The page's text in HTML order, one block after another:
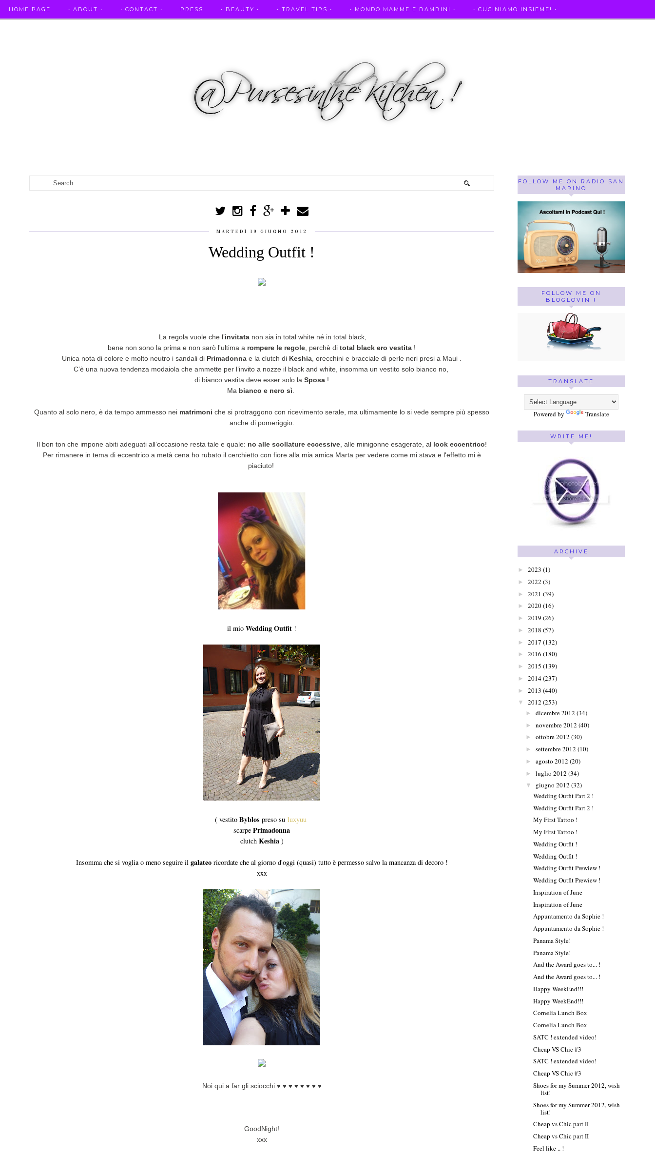
HOME PAGE • ABOUT • • CONTACT • PRESS • BEAUTY • • TRAVEL TIPS • • MONDO MAMME E BAMBINI • • CUCINIAMO INSIEME! •
MARTEDÌ 19 GIUGNO 2012
Wedding Outfit !
La regola vuole che l’invitata non sia in total white né in total black,
bene non sono la prima e non sarò l'ultima a rompere le regole , perchè di total black ero vestita !
Unica nota di colore e molto neutro i sandali di Primadonna e la clutch di Keshia , orecchini e bracciale di perle neri presi a Maui .
C’è una nuova tendenza modaiola che ammette per l’invito a nozze il black and white, insomma un vestito solo bianco no,
di bianco vestita deve esser solo la Sposa !
Ma bianco e nero sì
Quanto al solo nero, è da tempo ammesso nei matrimoni che si protraggono con ricevimento serale, ma ultimamente lo si vede sempre più spesso
anche di pomeriggio.
Il bon ton che impone abiti adeguati all’occasione resta tale e quale: no alle scollature eccessive , alle minigonne esagerate, al look eccentrico!
Per rimanere in tema di eccentrico a metà cena ho rubato il cerchietto con fiore alla mia amica Marta per vedere come mi stava e l'effetto mi è
piaciuto!
il mio Wedding Outfit !
( vestito Byblos preso su luxyuu
scarpe Primadonna
clutch Keshia)
Insomma che si voglia o meno seguire il galateoricordate che al giorno d'oggi (quasi) tutto è permesso salvo la mancanza di decoro !
xxx
Noi qui a far gli sciocchi ♥ ♥ ♥ ♥ ♥ ♥ ♥ ♥
GoodNight!
xxx
FOLLOW ME ON RADIO SAN
MARINO
FOLLOW ME ON
BLOGLOVIN !
TRANSLATE
Powered by Translate
WRITE ME!
ARCHIVE
► 2023 (1)
► 2022 (3)
► 2021 (39)
► 2020(16)
► 2019 (26)
► 2018 (57)
► 2017 (132)
► 2016 (180)
► 2015 (139)
► 2014(237)
► 2013 (440)
▼ 2012 (253)
► dicembre 2012 (34)
► novembre 2012 (40)
► ottobre 2012 (30)
► settembre 2012 (10)
► agosto 2012 (20)
► luglio 2012 (34)
▼ giugno 2012 (32)
Wedding Outfit Part 2 !
Wedding Outfit Part 2 !
My First Tattoo !
My First Tattoo !
Wedding Outfit !
Wedding Outfit !
Wedding Outfit Prewiew !
Wedding Outfit Prewiew !
Inspiration of June
Inspiration of June
Appuntamento da Sophie !
Appuntamento da Sophie !
Panama Style!
Panama Style!
And the Award goes to... !
And the Award goes to... !
Happy WeekEnd!!!
Happy WeekEnd!!!
Cornelia Lunch Box
Cornelia Lunch Box
SATC ! extended video!
Cheap VS Chic #3
SATC ! extended video!
Cheap VS Chic #3
Shoes for my Summer 2012, wish
list!
Shoes for my Summer 2012, wish
list!
Cheap vs Chic part II
Cheap vs Chic part II
Feel like .. !